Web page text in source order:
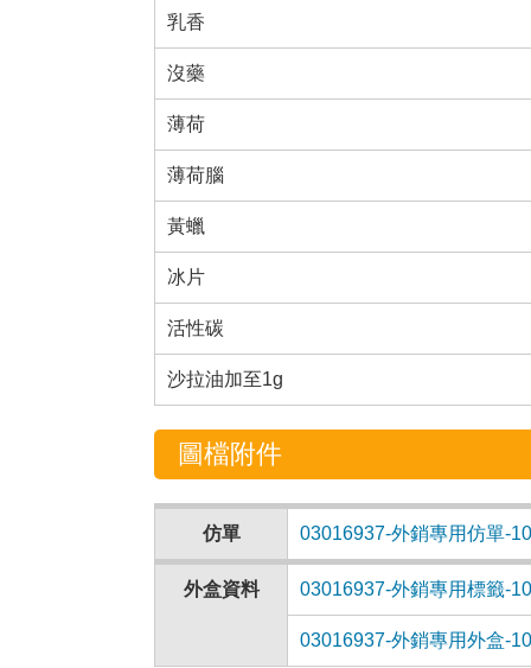
乳香
沒藥
薄荷
薄荷腦
黃蠟
冰片
活性碳
沙拉油加至1g
圖檔附件
仿單 03016937-外銷專用仿單-
外盒資料 03016937-外銷專用標籤-
03016937-外銷專用外盒-